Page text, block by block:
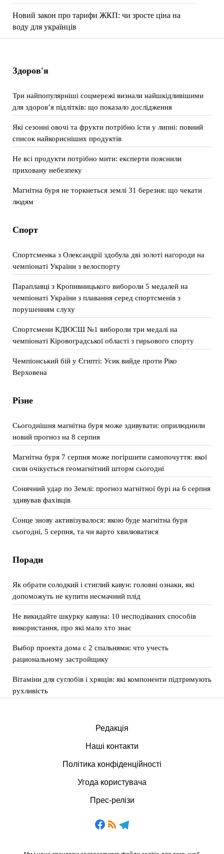
Новий закон про тарифи ЖКП: чи зросте ціна на
воду для українців
Здоров'я
Три найпопулярніші соцмережі визнали найшкідливішими
для здоров’я підлітків: що показало дослідження
Які сезонні овочі та фрукти потрібно їсти у липні: повний
список найкорисніших продуктів
Не всі продукти потрібно мити: експерти пояснили
приховану небезпеку
Магнітна буря не торкнеться землі 31 березня: що чекати
людям
Спорт
Спортсменка з Олександрії здобула дві золоті нагороди на
чемпіонаті України з велоспорту
Параплавці з Кропивницького вибороли 5 медалей на
чемпіонаті України з плавання серед спортсменів з
порушенням слуху
Спортсмени КДЮСШ №1 вибороли три медалі на
чемпіонаті Кіровоградської області з гирьового спорту
Чемпіонський бій у Єгипті: Усик вийде проти Ріко
Верховена
Різне
Сьогоднішня магнітна буря може здивувати: оприлюднили
новий прогноз на 8 серпня
Магнітна буря 7 серпня може погіршити самопочуття: якої
сили очікується геомагнітний шторм сьогодні
Сонячний удар по Землі: прогноз магнітної бурі на 6 серпня
здивував фахівців
Сонце знову активізувалося: якою буде магнітна буря
сьогодні, 5 серпня, та чи варто хвилюватися
Поради
Як обрати солодкий і стиглий кавун: головні ознаки, які
допоможуть не купити несмачний плід
Не викидайте шкурку кавуна: 10 несподіваних способів
використання, про які мало хто знає
Выбор проекта дома с 2 спальнями: что учесть
рациональному застройщику
Вітаміни для суглобів і хрящів: які компоненти підтримують
рухливість
Редакція
Наші контакти
Політика конфіденційності
Угода користувача
Прес-релізи